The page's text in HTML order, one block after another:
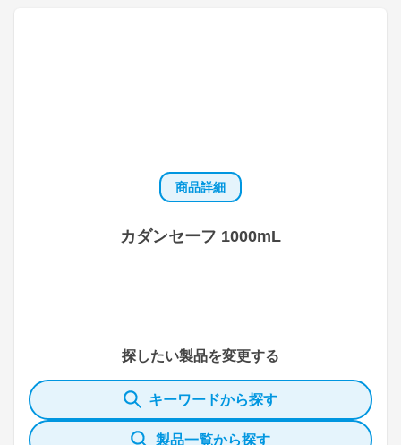
商品詳細
カダンセーフ 1000mL
探したい製品を変更する
キーワードから探す
製品一覧から探す